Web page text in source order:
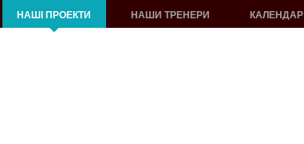
НАШІ ПРОЕКТИ НАШИ ТРЕНЕРИ КАЛЕНДАР